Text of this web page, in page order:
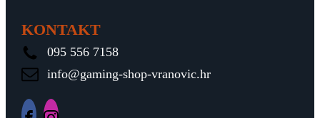
KONTAKT
095 556 7158
info@gaming-shop-vranovic.hr